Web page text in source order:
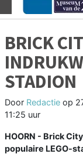
BRICK
STADION
Door Redactie op
11:25 uur
HOORN - Brick
populaire LEGO-